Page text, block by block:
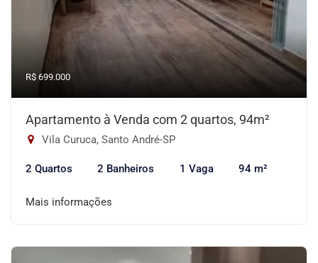
R$ 699.000
Apartamento à Venda com 2 quartos, 94m²
Vila Curuca, Santo André-SP
2 Quartos 2 Banheiros 1 Vaga 94 m²
Mais informações